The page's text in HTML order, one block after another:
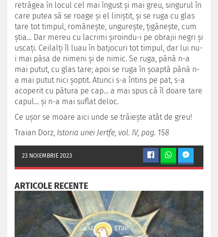
retrăgea în locul cel mai îngust și mai greu, singurul în
care putea să se roage și el liniștit, și se ruga cu glas
tare tot timpul, românește, ungurește, țigănește, cum
știa… Dar mereu cu lacrimi șiroindu-i pe obrajii negri și
uscați. Ceilalți îl luau în batjocuri tot timpul, dar lui nu-
i mai păsa de nimeni și de nimic. Se ruga, până n-a
mai putut, cu glas tare; apoi se ruga în șoaptă până n-
a mai putut nici șoptit. Atunci s-a întins pe pat, s-a
acoperit cu pătura pe cap… a mai spus că îl doare tare
capul… și n-a mai suflat deloc.
Ce ușor se moare aici unde se trăiește atât de greu!
Traian Dorz, Istoria unei Jertfe, vol. IV, pag. 158
23 NOIEMBRIE 2023
ARTICOLE RECENTE